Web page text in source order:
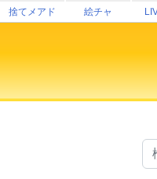
捨てメアド 絵チャ